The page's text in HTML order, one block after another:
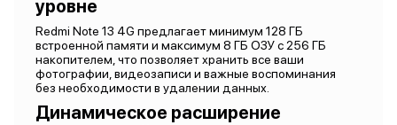
уровне
Redmi Note 13 4G предлагает минимум 128 ГБ
встроенной памяти и максимум 8 ГБ ОЗУ с 256 ГБ
накопителем, что позволяет хранить все ваши
фотографии, видеозаписи и важные воспоминания
без необходимости в удалении данных.
Динамическое расширение